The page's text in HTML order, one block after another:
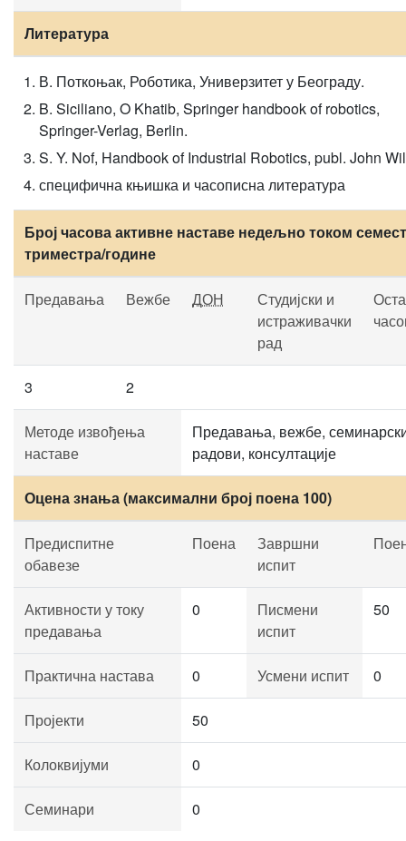
Литература
В. Поткоњак, Роботика, Универзитет у Београду.
B. Siciliano, O Khatib, Springer handbook of robotics,
Springer-Verlag, Berlin.
S. Y. Nof, Handbook of Industrial Robotics, publ. John
специфична књишка и часописна литература
Број часова активне наставе недељно током
триместра/године
Предавања Вежбе ДОН
Студијски и
истраживачки
рад
3 2
Методе извођења
наставе
Предавања, вежбе,
радови, консултације
Оцена знања (максимални број поена 100)
Предиспитне
обавезе
Поена
Завршни
испит
Активности у току
предавања
0
Писмени
испит
50
Практична настава 0 Усмени испит 0
Пројекти 50
Колоквијуми 0
Семинари 0